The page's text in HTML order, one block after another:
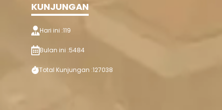
KUNJUNGAN
Hari ini :119
Bulan ini :5484
Total Kunjungan :127038